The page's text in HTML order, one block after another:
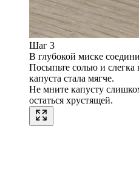
Шаг 3
В глубокой миске
Посыпьте солью и
капуста стала мягче.
Не мните капусту
остаться хрустящей.